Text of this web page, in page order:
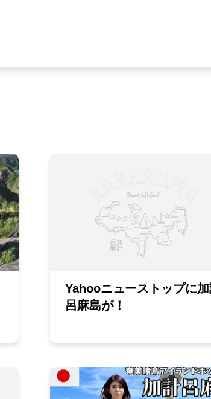
Yahooニューストップに
呂麻島が！